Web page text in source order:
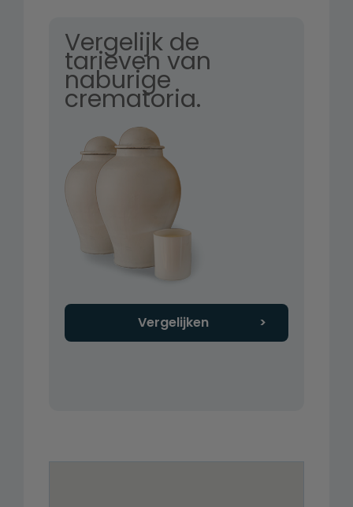
Vergelijk de
tarieven van
naburige
crematoria.
Vergelijken